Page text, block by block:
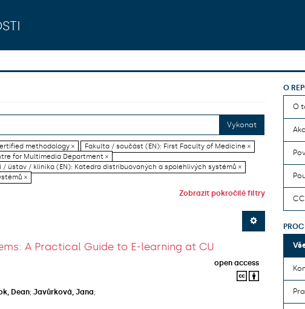
Vykonat
methodology ×
Fakulta / součást (EN): First Faculty of Medicine ×
for Multimedia Department ×
/ ústav / klinika (EN): Katedra distribuovaných a spolehlivých systémů ×
×
Zobrazit pokročilé filtry
A Practical Guide to E-learning at CU
open access
Dean; Javůrková, Jana;
O
O